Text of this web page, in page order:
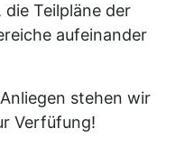
Teilpläne der
aufeinander
stehen wir
Verfüfung!